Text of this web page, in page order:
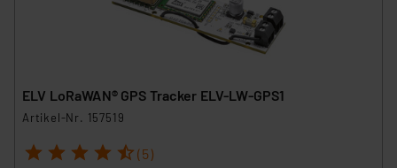
ELV LoRaWAN® GPS Tracker ELV-LW-GPS1
Artikel-Nr. 157519
1 2 3 4 5 (5)